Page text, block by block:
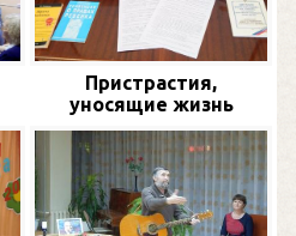
Пристрастия,
уносящие жизнь